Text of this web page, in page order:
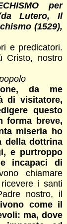
per
Lutero, Il
(1529),
e predicatori.
Cristo, nostro
da me
di visitatore,
questo
forma breve,
miseria ho
della dottrina
e purtroppo
incapaci di
chiamare
i santi
nostro, il
come il
ma, dove